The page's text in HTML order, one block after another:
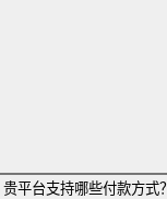
贵平台支持哪些付款方式？